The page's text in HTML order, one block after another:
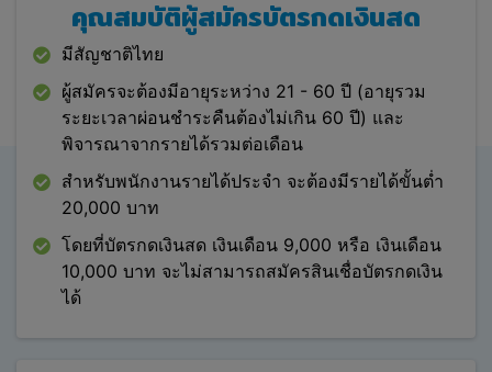
ในกรณีที่ธนาคารหรือสถาบันการเงินผู้ให้บริการไม่อนุมัติ
ให้กับลูกค้าหรือไม่มีการติดต่อลูกค้าในระยะเวลาที่กำหนด
หรือไม่รายงานสถานะการดำเนินงานให้บริษัท บริษัทอาจ
นำข้อมูลการสมัครของท่านส่งต่อไปยังธนาคาร สถาบัน
การเงินรายอื่น และกลุ่มพันธมิตรรายอื่นของบริษัทเพื่อนำ
เสนอสินเชื่อผลิตภัณฑ์ทางการเงินอื่นๆ ทำให้ท่านได้รับ
บริการที่รวดเร็ว เพิ่มทางเลือกและโอกาสการอนุมัติ และ
งานของบริษัทจะสิ้นสุดลง
สำหรับข้อเสนอที่ไม่แสดงชื่อธนาคารนั้น ท่านจะทราบ
ธนาคารเมื่อได้สมัครและยินยอมให้ Refinn ดำเนินการรี
คุณสมบัติผู้สมัครบัตรกดเงินสด
มีสัญชาติไทย
ผู้สมัครจะต้องมีอายุระหว่าง 21 - 60 ปี (อายุรวม
ระยะเวลาผ่อนชำระคืนต้องไม่เกิน 60 ปี) และ
พิจารณาจากรายได้รวมต่อเดือน
สำหรับพนักงานรายได้ประจำ จะต้องมีรายได้ขั้นต่ำ
20,000 บาท
โดยที่บัตรกดเงินสด เงินเดือน 9,000 หรือ เงินเดือน
10,000 บาท จะไม่สามารถสมัครสินเชื่อบัตรกดเงิน
ได้